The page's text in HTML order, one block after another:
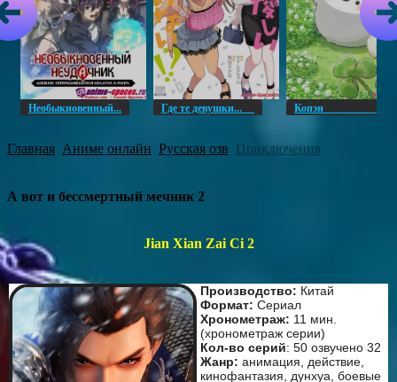
Необыкновенный... Где те девушки... Копэн
Главная Аниме онлайн Русская озв Приключения
А вот и бессмертный мечник 2
Jian Xian Zai Ci 2
Производство: Китай
Формат: Сериал
Хронометраж: 11 мин.
(хронометраж серии)
Кол-во серий: 50 озвучено 32
Жанр: анимация, действие,
кинофантазия, дунхуа, боевые